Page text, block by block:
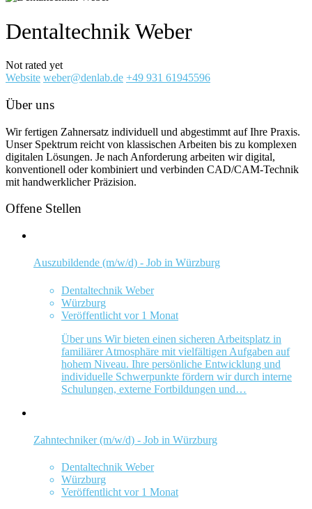
Dentaltechnik Weber
Not rated yet
Website weber@denlab.de +49 931 61945596
Über uns
Wir fertigen Zahnersatz individuell und abgestimmt auf Ihre Praxis.
Unser Spektrum reicht von klassischen Arbeiten bis zu komplexen
digitalen Lösungen. Je nach Anforderung arbeiten wir digital,
konventionell oder kombiniert und verbinden CAD/CAM-Technik
mit handwerklicher Präzision.
Offene Stellen
Auszubildende (m/w/d) - Job in Würzburg
Dentaltechnik Weber
Würzburg
Veröffentlicht vor 1 Monat
Über uns Wir bieten einen sicheren Arbeitsplatz in
familiärer Atmosphäre mit vielfältigen Aufgaben auf
hohem Niveau. Ihre persönliche Entwicklung und
individuelle Schwerpunkte fördern wir durch interne
Schulungen, externe Fortbildungen und…
Zahntechniker (m/w/d) - Job in Würzburg
Dentaltechnik Weber
Würzburg
Veröffentlicht vor 1 Monat